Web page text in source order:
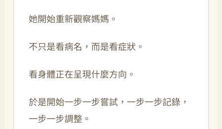
她開始重新觀察媽媽。
不只是看病名，而是看症狀。
看身體正在呈現什麼方向。
於是開始一步一步嘗試，一步一步記錄，
一步一步調整。